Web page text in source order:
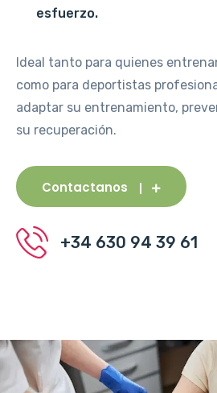
esfuerzo.
Ideal tanto para quienes
como para deportistas
adaptar su entrenamiento,
su recuperación.
Contactanos
+34 630 94 39 61